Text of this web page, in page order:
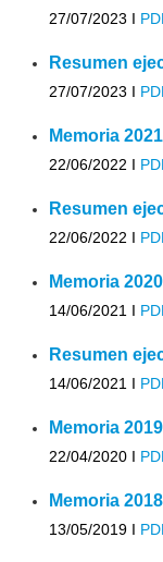
27/07/2023 I
Resumen
27/07/2023 I
Memoria 2021
22/06/2022 I
Resumen
22/06/2022 I
Memoria 2020
14/06/2021 I
Resumen
14/06/2021 I
Memoria 2019
22/04/2020 I
Memoria 2018
13/05/2019 I